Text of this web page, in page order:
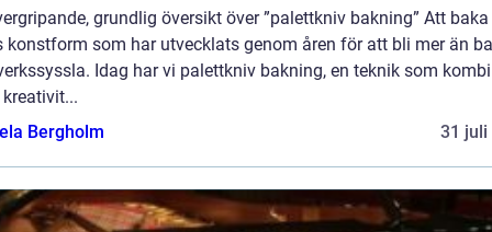
grundlig översikt över ”palettkniv bakning” Att baka
konstform som har utvecklats genom åren för att bli mer än
Idag har vi palettkniv bakning, en teknik som
Bergholm
31 juli